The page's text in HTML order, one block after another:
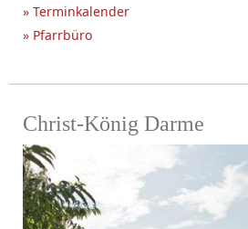
» Terminkalender
» Pfarrbüro
Christ-König Darme